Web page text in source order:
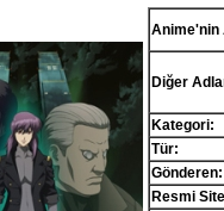
Anime'nin
Diğer
Kategori:
Tür:
Gönderen:
Resmi